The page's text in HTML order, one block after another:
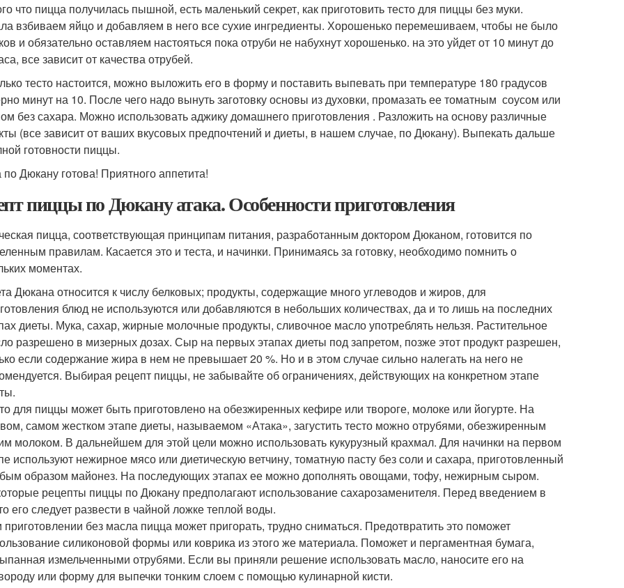
что пицца получилась пышной, есть маленький секрет, как приготовить тесто для пиццы без муки.
взбиваем яйцо и добавляем в него все сухие ингредиенты. Хорошенько перемешиваем, чтобы не было
и обязательно оставляем настояться пока отруби не набухнут хорошенько. на это уйдет от 10 минут до
все зависит от качества отрубей.
тесто настоится, можно выложить его в форму и поставить выпевать при температуре 180 градусов
минут на 10. После чего надо вынуть заготовку основы из духовки, промазать ее томатным соусом или
без сахара. Можно использовать аджику домашнего приготовления . Разложить на основу различные
(все зависит от ваших вкусовых предпочтений и диеты, в нашем случае, по Дюкану). Выпекать дальше
готовности пиццы.
Дюкану готова! Приятного аппетита!
пиццы по Дюкану атака. Особенности приготовления
пицца, соответствующая принципам питания, разработанным доктором Дюканом, готовится по
правилам. Касается это и теста, и начинки. Принимаясь за готовку, необходимо помнить о
моментах.
Дюкана относится к числу белковых; продукты, содержащие много углеводов и жиров, для
блюд не используются или добавляются в небольших количествах, да и то лишь на последних
диеты. Мука, сахар, жирные молочные продукты, сливочное масло употреблять нельзя. Растительное
разрешено в мизерных дозах. Сыр на первых этапах диеты под запретом, позже этот продукт разрешен,
если содержание жира в нем не превышает 20 %. Но и в этом случае сильно налегать на него не
Выбирая рецепт пиццы, не забывайте об ограничениях, действующих на конкретном этапе
для пиццы может быть приготовлено на обезжиренных кефире или твороге, молоке или йогурте. На
самом жестком этапе диеты, называемом «Атака», загустить тесто можно отрубями, обезжиренным
молоком. В дальнейшем для этой цели можно использовать кукурузный крахмал. Для начинки на первом
используют нежирное мясо или диетическую ветчину, томатную пасту без соли и сахара, приготовленный
образом майонез. На последующих этапах ее можно дополнять овощами, тофу, нежирным сыром.
рецепты пиццы по Дюкану предполагают использование сахарозаменителя. Перед введением в
его следует развести в чайной ложке теплой воды.
приготовлении без масла пицца может пригорать, трудно сниматься. Предотвратить это поможет
силиконовой формы или коврика из этого же материала. Поможет и пергаментная бумага,
измельченными отрубями. Если вы приняли решение использовать масло, наносите его на
или форму для выпечки тонким слоем с помощью кулинарной кисти.